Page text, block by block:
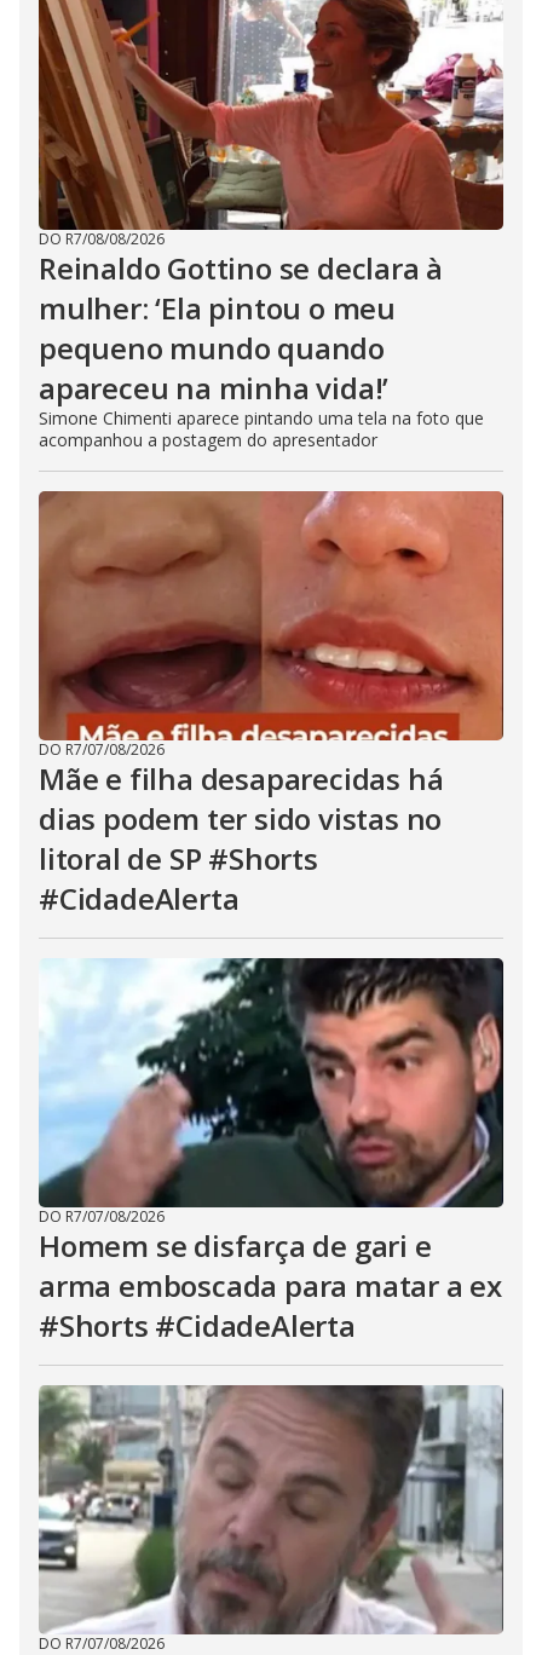
DO R7/08/08/2026
Reinaldo Gottino se declara à
mulher: ‘Ela pintou o meu
pequeno mundo quando
apareceu na minha vida!’
Simone Chimenti aparece pintando uma tela na foto que
acompanhou a postagem do apresentador
DO R7/07/08/2026
Mãe e filha desaparecidas há
dias podem ter sido vistas no
litoral de SP #Shorts
#CidadeAlerta
DO R7/07/08/2026
Homem se disfarça de gari e
arma emboscada para matar a ex
#Shorts #CidadeAlerta
DO R7/07/08/2026